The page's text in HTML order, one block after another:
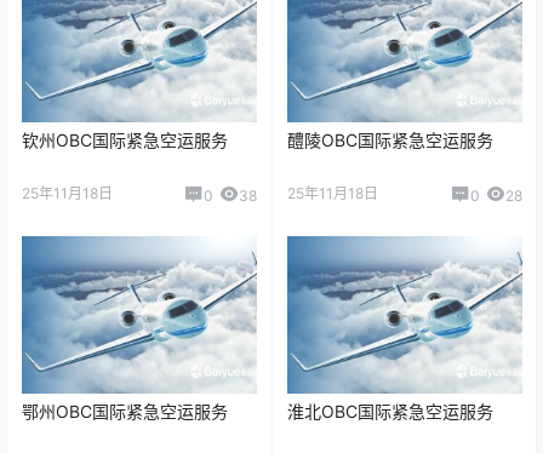
钦州OBC国际紧急空运服务
25年11月18日 0 38
醴陵OBC国际紧急空运服务
25年11月18日 0 28
鄂州OBC国际紧急空运服务 淮北OBC国际紧急空运服务